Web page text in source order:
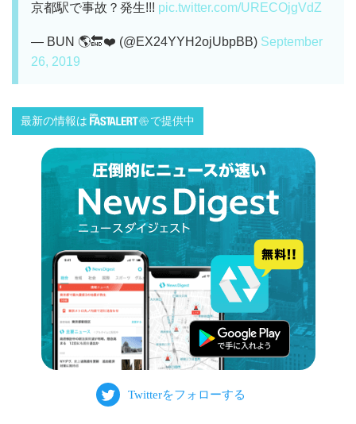
京都駅で事故？発生!!! pic.twitter.com/URECOjgVdZ
— BUN 🌎🔚❤️ (@EX24YYH2ojUbpBB) September
26, 2019
最新の情報は で提供中